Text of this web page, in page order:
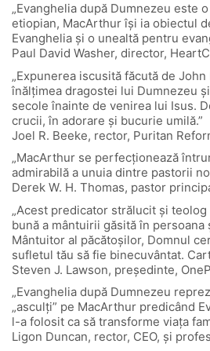
„Evanghelia după Dumnezeu este
etiopian, MacArthur își ia obiectul
Evanghelia și o unealtă pentru
Paul David Washer, director,
„Expunerea iscusită făcută de
înălțimea dragostei lui Dumnezeu
secole înainte de venirea lui Isus.
crucii, în adorare și bucurie umilă.”
Joel R. Beeke, rector, Puritan
„MacArthur se perfecționează
admirabilă a unuia dintre pastorii
Derek W. H. Thomas, pastor
„Acest predicator strălucit și
bună a mântuirii găsită în
Mântuitor al păcătoșilor, Domnul
sufletul tău să fie binecuvântat.
Steven J. Lawson, președinte,
„Evanghelia după Dumnezeu
„asculți” pe MacArthur predicând
l-a folosit ca să transforme viața
Ligon Duncan, rector, CEO, și